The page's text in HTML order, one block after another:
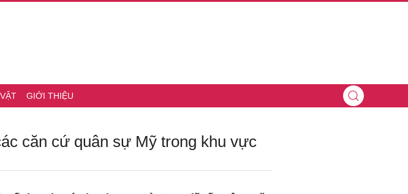
GIỚI THIỆU
căn cứ quân sự Mỹ trong khu vực